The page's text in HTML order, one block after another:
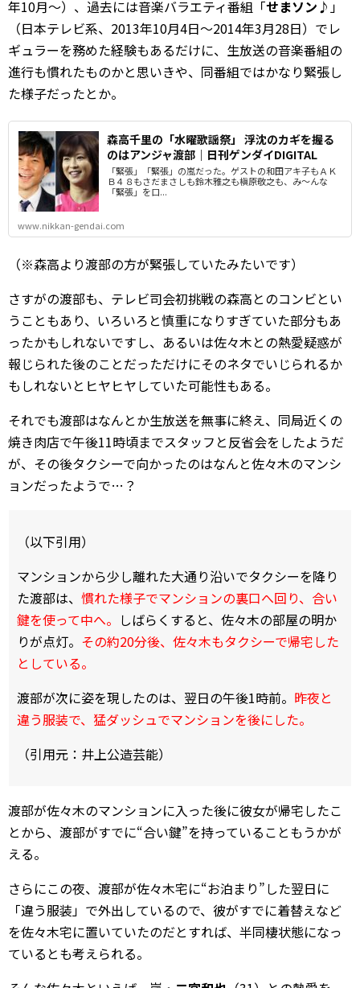
年10月～）、過去には音楽バラエティ番組「せまソン♪ 」
（日本テレビ系、2013年10月4日～2014年3月28日）でレ
ギュラーを務めた経験もあるだけに、生放送の音楽番組の
進行も慣れたものかと思いきや、同番組ではかなり緊張し
た様子だったとか。
森高千里の「水曜歌謡祭」 浮沈のカギを握る
のはアンジャ渡部｜日刊ゲンダイDIGITAL
「緊張」「緊張」の嵐だった。ゲストの和田アキ子もＡＫ
Ｂ４８もさだまさしも鈴木雅之も槇原敬之も、み～んな
「緊張」を口...
www.nikkan-gendai.com
（※森高より渡部の方が緊張していたみたいです）
さすがの渡部も、テレビ司会初挑戦の森高とのコンビとい
うこともあり、いろいろと慎重になりすぎていた部分もあ
ったかもしれないですし、あるいは佐々木との熱愛疑惑が
報じられた後のことだっただけにそのネタでいじられるか
もしれないとヒヤヒヤしていた可能性もある。
それでも渡部はなんとか生放送を無事に終え、同局近くの
焼き肉店で午後11時頃までスタッフと反省会をしたようだ
が、その後タクシーで向かったのはなんと佐々木のマンシ
ョンだったようで…？
（以下引用）
マンションから少し離れた大通り沿いでタクシーを降り
た渡部は、 慣れた様子でマンションの裏口へ回り、合い
鍵を使って中へ。 しばらくすると、佐々木の部屋の明か
りが点灯。 その約20分後、佐々木もタクシーで帰宅した
としている。
渡部が次に姿を現したのは、翌日の午後1時前。 昨夜と
違う服装で、猛ダッシュでマンションを後にした。
（引用元：井上公造芸能）
渡部が佐々木のマンションに入った後に彼女が帰宅したこ
とから、渡部がすでに“合い鍵”を持っていることもうかが
える。
さらにこの夜、渡部が佐々木宅に“お泊まり”した翌日に
「違う服装」で外出しているので、彼がすでに着替えなど
を佐々木宅に置いていたのだとすれば、半同棲状態になっ
ているとも考えられる。